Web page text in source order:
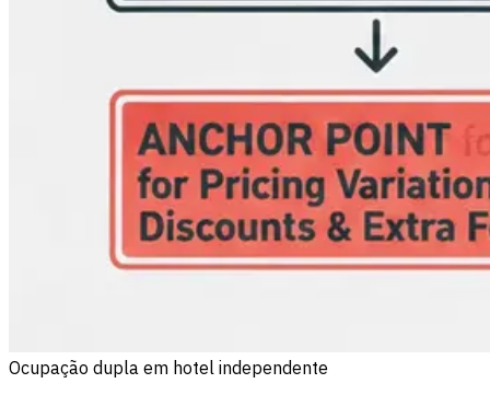
Ocupação dupla em hotel independente